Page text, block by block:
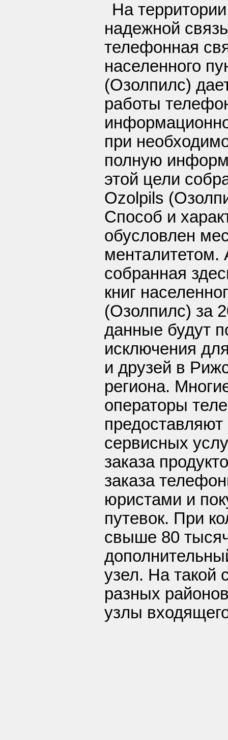
На
надежной
телефонная
населенного
(Озолпилс)
работы
при
полную
этой цели
Ozolpils
Способ и
обусловлен
собранная
книг
(Озолпилс) за
данные будут
исключения
и друзей в
региона.
операторы
сервисных
заказа
заказа
юристами и
путевок. При
свыше 80
узел. На такой
разных
узлы